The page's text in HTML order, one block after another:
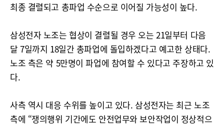
최종 결렬되고 총파업 수순으로 이어질 가능성이 높다.
삼성전자 노조는 협상이 결렬될 경우 오는 21일부터 다음
달 7일까지 18일간 총파업에 돌입하겠다고 예고한 상태다.
노조 측은 약 5만명이 파업에 참여할 수 있다고 주장하고 있
다.
사측 역시 대응 수위를 높이고 있다. 삼성전자는 최근 노조
측에 “쟁의행위 기간에도 안전업무와 보안작업이 정상적으